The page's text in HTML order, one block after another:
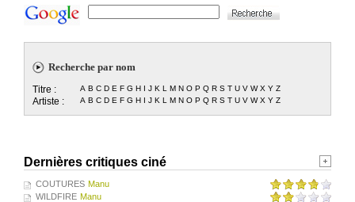
Recherche par nom
Titre : A B C D E F G H I J K L M N O P Q R S T U V W X Y Z
Artiste : A B C D E F G H I J K L M N O P Q R S T U V W X Y Z
Dernières critiques ciné
COUTURES Manu
WILDFIRE Manu